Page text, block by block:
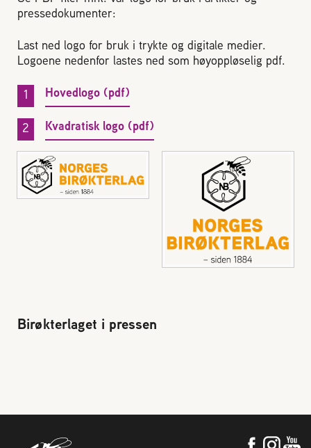
Nyheter
Kurs
Aktivitetskalender
Lover og regler
Sjekkliste for kjøp og salg av bier
Sukkeravgiftsrefusjon
pressedokumenter:
Last ned logo for bruk i trykte og digitale medier.
Logoene nedenfor lastes ned som høyoppløselig pdf.
Hovedlogo (pdf)
Kvadratisk logo (pdf)
Birøkterlaget i pressen